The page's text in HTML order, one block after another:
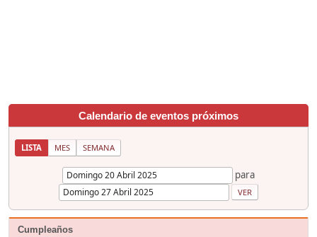
Calendario de eventos próximos
LISTA MES SEMANA
para
Cumpleaños